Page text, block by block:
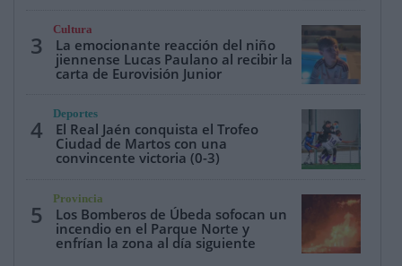
3
Cultura
La emocionante reacción del niño
jiennense Lucas Paulano al recibir la
carta de Eurovisión Junior
4
Deportes
El Real Jaén conquista el Trofeo
Ciudad de Martos con una
convincente victoria (0-3)
5
Provincia
Los Bomberos de Úbeda sofocan un
incendio en el Parque Norte y
enfrían la zona al día siguiente